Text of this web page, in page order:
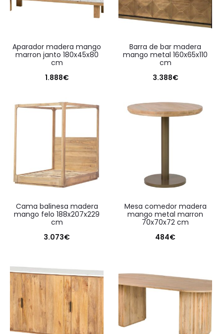
aparador madera mango
marron janto 180x45x80
cm
1.888€
barra de bar madera
mango metal 160x65x110
cm
3.388€
cama balinesa madera
mango felo 188x207x229
cm
3.073€
mesa comedor madera
mango metal marron
70x70x72 cm
484€